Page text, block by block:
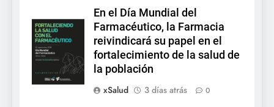
En el Día Mundial del
Farmacéutico, la Farmacia
reivindicará su papel en el
fortalecimiento de la salud de
la población
xSalud
3 días atrás 0